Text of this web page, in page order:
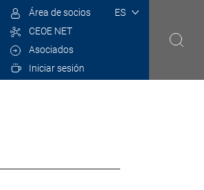
Select
Área de socios
CEOE NET
Asociados
Iniciar sesión